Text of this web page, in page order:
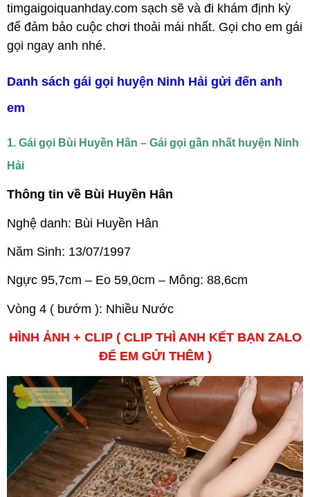
timgaigoiquanhday.com sạch sẽ và đi khám định kỳ
để đảm bảo cuộc chơi thoải mái nhất. Gọi cho em gái
gọi ngay anh nhé.
Danh sách gái gọi huyện Ninh Hải gửi đến anh
em
1. Gái gọi Bùi Huyền Hân – Gái gọi gần nhất huyện Ninh
Hải
Thông tin về Bùi Huyền Hân
Nghệ danh: Bùi Huyền Hân
Năm Sinh: 13/07/1997
Ngực 95,7cm – Eo 59,0cm – Mông: 88,6cm
Vòng 4 ( bướm ): Nhiều Nước
HÌNH ẢNH + CLIP ( CLIP THÌ ANH KẾT BẠN ZALO
ĐỂ EM GỬI THÊM )